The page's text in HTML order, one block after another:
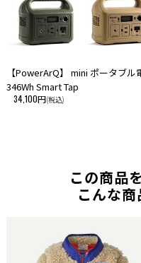
【PowerArQ】 mini ポータブル
346Wh Smart Tap
34,100円(税込)
この商品
こんな